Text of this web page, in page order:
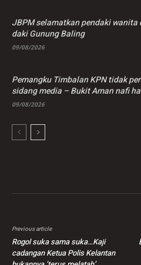
JBPM selamatkan pendaki wanita
daki Gunung Baling
09/08/2026
Pemangku Timbalan KPN tidak
sidang media – Bukit Aman nafi
09/08/2026
Previous article
Rogol suka sama suka…Kaji
cadangan Ketua Polis Kelantan